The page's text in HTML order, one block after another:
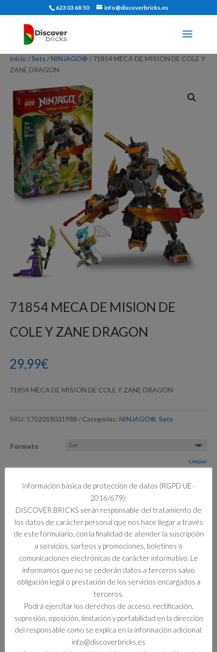
623 03 68 50 info@discoverbricks.es
Inicio /Sets /NINJAGO® / 71854 MECA DE MISION DE COLE Y
ZANE DRAGON
71854 MECA DE MISION DE
COLE Y ZANE DRAGON
29,99€
71854 MECA DE MISION DE COLE Y ZANE DRAGON
SKU: 5702018031988 Categorías: NINJAGO®, Sets
Formato
Limpiar
4 disponibles
MECA
DE
MISION
DRAGON
Añadir al carrito
Información adicional
Información adicional
Formato
Set
Información básica de protección de datos (RGPD UE -
2016/679):
DISCOVER BRICKS serán responsable del tratamiento de
los datos de carácter personal que nos hace llegar a través
de este formulario, con la finalidad de atender la suscripción
a servicios, sorteos y promociones, boletines o
comunicaciones electrónicas de carácter informativo. Le
informamos que no se cederán datos a terceros salvo
obligación legal o prestación de los servicios encargados a
terceros.
Podrá ejercitar los derechos de acceso, rectificación,
supresión, oposición, limitación y portabilidad en la dirección
del responsable como se explica en la información adicional:
info@discoverbricks.es